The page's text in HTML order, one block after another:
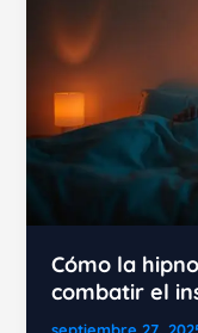
de
PNL
Cómo la
combatir el